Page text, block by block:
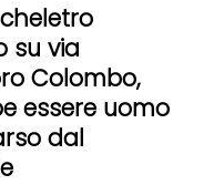
su via
Colombo,
essere uomo
dal